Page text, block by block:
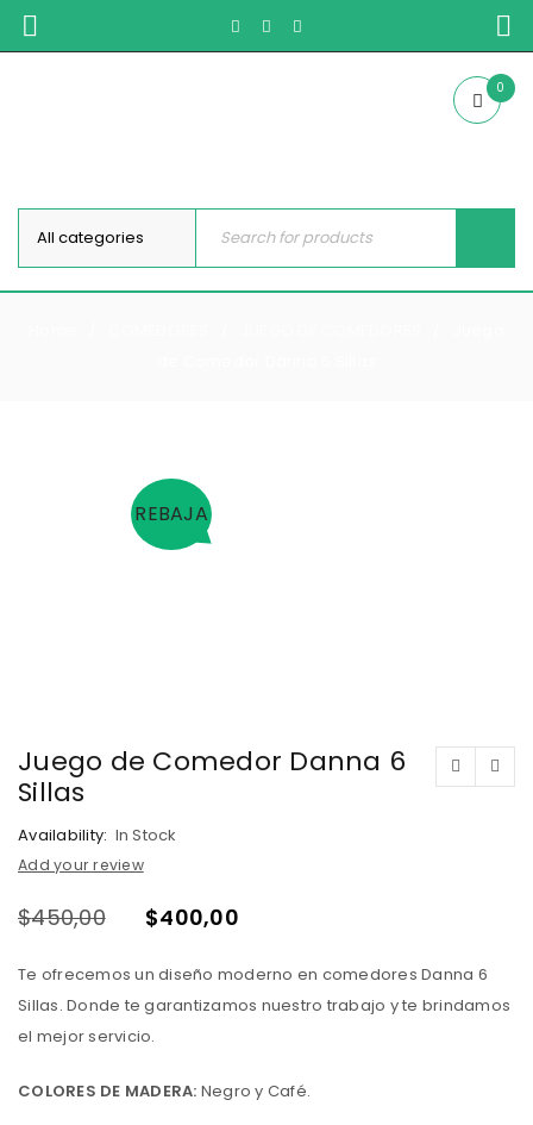
0
REBAJA
Juego de Comedor Danna 6
Sillas
Availability: In Stock
Add your review
$450,00 $400,00
Te ofrecemos un diseño moderno en comedores Danna 6
Sillas. Donde te garantizamos nuestro trabajo y te brindamos
el mejor servicio.
COLORES DE MADERA: Negro y Café.